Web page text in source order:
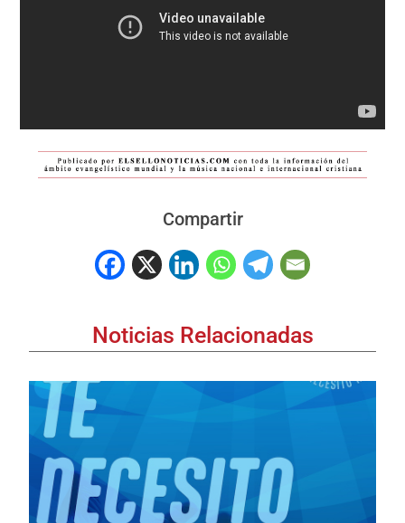
Compartir
Noticias Relacionadas